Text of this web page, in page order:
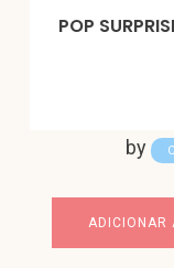
POP
by
ADICIONAR